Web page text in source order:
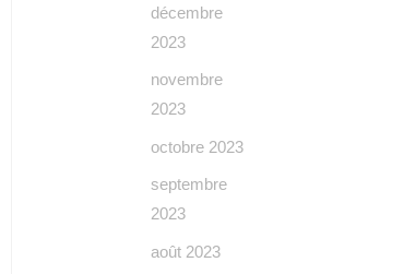
décembre
2023
novembre
2023
octobre 2023
septembre
2023
août 2023